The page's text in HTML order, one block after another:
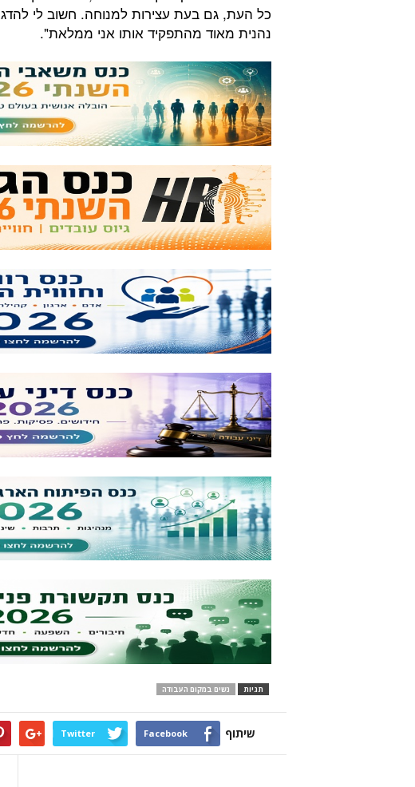
כל העת, גם בעת עצירות למנוחה. חשוב לי
נהנית מאוד מהתפקיד אותו אני ממלאת".
תגיות נשים במקום העבודה
שיתוף Facebook
Twitter